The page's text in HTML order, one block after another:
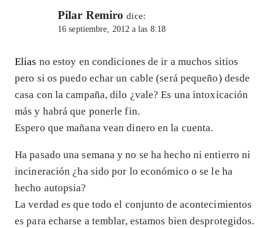
Pilar Remiro dice:
16 septiembre, 2012 a las 8:18
Elias no estoy en condiciones de ir a muchos sitios
pero si os puedo echar un cable (será pequeño) desde
casa con la campaña, dilo ¿vale? Es una intoxicación
más y habrá que ponerle fin.
Espero que mañana vean dinero en la cuenta.
Ha pasado una semana y no se ha hecho ni entierro ni
incineración ¿ha sido por lo económico o se le ha
hecho autopsia?
La verdad es que todo el conjunto de acontecimientos
es para echarse a temblar, estamos bien desprotegidos.